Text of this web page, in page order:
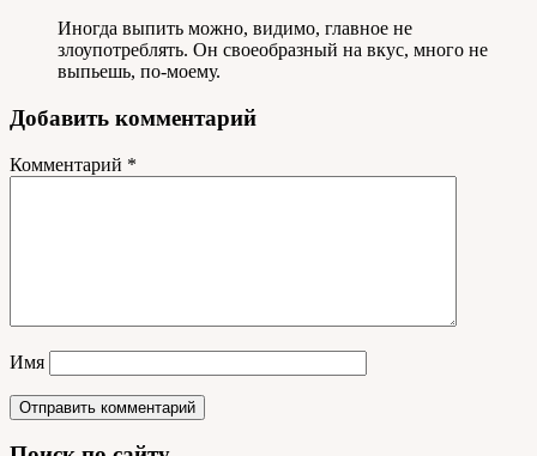
Иногда выпить можно, видимо, главное не
злоупотреблять. Он своеобразный на вкус, много не
выпьешь, по-моему.
Добавить комментарий
Комментарий *
Имя